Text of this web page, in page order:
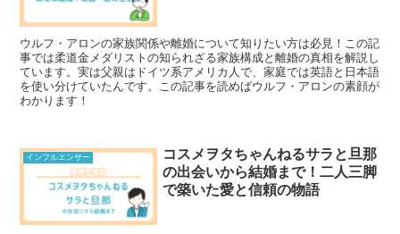
ウルフ・アロンの家族関係や離婚について知りたい方は必見！この記
事では柔道金メダリストの知られざる家族構成と離婚の真相を解説し
ています。実は父親はドイツ系アメリカ人で、家庭では英語と日本語
を使い分けていたんです。この記事を読めばウルフ・アロンの素顔が
わかります！
インフルエンサー
コスメヲタちゃんねるサラと旦那
の出会いから結婚まで！二人三脚
で築いた愛と信頼の物語